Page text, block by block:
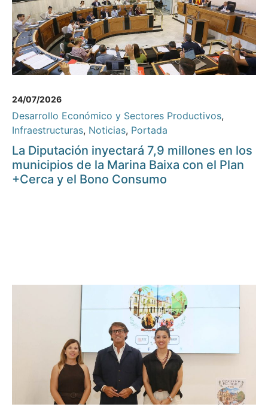
24/07/2026
Desarrollo Económico y Sectores Productivos,
Infraestructuras, Noticias, Portada
La Diputación inyectará 7,9 millones en los
municipios de la Marina Baixa con el Plan
+Cerca y el Bono Consumo